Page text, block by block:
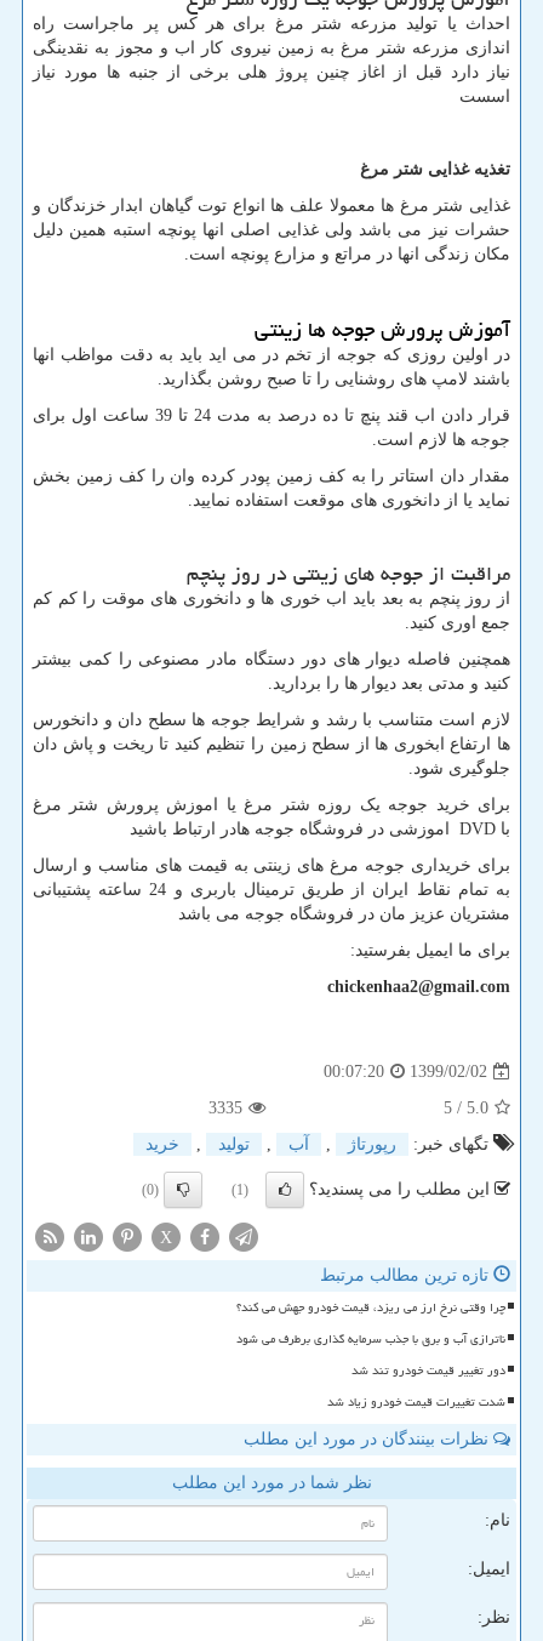
احداث یا تولید مزرعه شتر مرغ برای هر کس پر ماجراست راه
اندازی مزرعه شتر مرغ به زمین نیروی کار اب و مجوز به نقدینگی
نیاز دارد قبل از اغاز چنین پروژ هلی برخی از جنبه ها مورد نیاز
اسست
تغذیه غذایی شتر مرغ
غذایی شتر مرغ ها معمولا علف ها انواع توت گیاهان ابدار خزندگان و
حشرات نیز می باشد ولی غذایی اصلی انها پونچه استبه همین دلیل
مکان زندگی انها در مراتع و مزارع پونچه است.
آموزش پرورش جوجه ها زینتی
در اولین روزی که جوجه از تخم در می اید باید به دقت مواظب انها
باشند لامپ های روشنایی را تا صبح روشن بگذارید.
قرار دادن اب قند پنچ تا ده درصد به مدت 24 تا 39 ساعت اول برای
جوجه ها لازم است.
مقدار دان استاتر را به کف زمین پودر کرده وان را کف زمین بخش
نماید یا از دانخوری های موقعت استفاده نمایید.
مراقبت از جوجه های زینتی در روز پنچم
از روز پنچم به بعد باید اب خوری ها و دانخوری های موقت را کم کم
جمع اوری کنید.
همچنین فاصله دیوار های دور دستگاه مادر مصنوعی را کمی بیشتر
کنید و مدتی بعد دیوار ها را بردارید.
لازم است متناسب با رشد و شرایط جوجه ها سطح دان و دانخورس
ها ارتفاع ابخوری ها از سطح زمین را تنظیم کنید تا ریخت و پاش دان
جلوگیری شود.
برای خرید جوجه یک روزه شتر مرغ یا اموزش پرورش شتر مرغ
با DVD اموزشی در فروشگاه جوجه هادر ارتباط باشید
برای خریداری جوجه مرغ های زینتی به قیمت های مناسب و ارسال
به تمام نقاط ایران از طریق ترمینال باربری و 24 ساعته پشتیبانی
مشتریان عزیز مان در فروشگاه جوجه می باشد
برای ما ایمیل بفرستید:
chickenhaa2@gmail.com
1399/02/02
00:07:20
5.0
/ 5
3335
تگهای خبر:
رپورتاژ , آب , تولید , خرید
این مطلب را می پسندید؟ (1)
(0)
X
تازه ترین مطالب مرتبط
چرا وقتی نرخ ارز می ریزد، قیمت خودرو جهش می کند؟
ناترازی آب و برق با جذب سرمایه گذاری برطرف می شود
دور تغییر قیمت خودرو تند شد
شدت تغییرات قیمت خودرو زیاد شد
نظرات بینندگان در مورد این مطلب
نظر شما در مورد این مطلب
نام:
ایمیل:
نظر: